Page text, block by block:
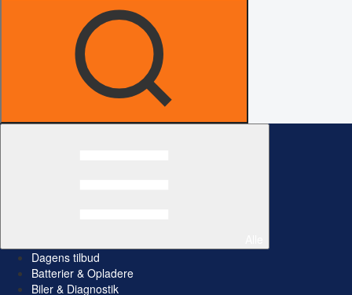
Dagens tilbud
Batterier & Opladere
Biler & Diagnostik